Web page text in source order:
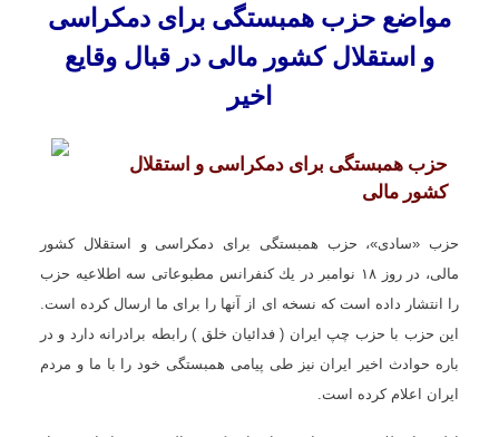
مواضع حزب همبستگى براى دمكراسى
و استقلال کشور مالى در قبال وقایع
اخیر
حزب همبستگى براى دمكراسى و استقلال
کشور مالى
حزب «سادى»، حزب همبستگى براى دمكراسى و استقلال کشور
مالى، در روز ١٨ نوامبر در یك كنفرانس مطبوعاتى سه اطلاعیه حزب
را انتشار داده است كه نسخه اى از آنها را براى ما ارسال كرده است.
این حزب با حزب چپ ایران ( فدائیان خلق ) رابطه برادرانه دارد و در
باره حوادث اخیر ایران نیز طى پیامى همبستگى خود را با ما و مردم
ایران اعلام كرده است.